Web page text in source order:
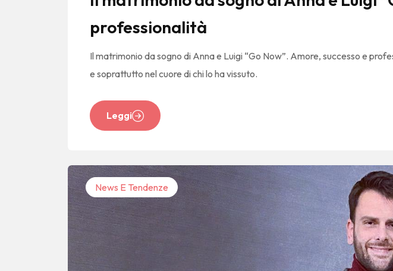
professionalità
Il matrimonio da sogno di Anna e Luigi “Go Now”. Amore, successo e
e soprattutto nel cuore di chi lo ha vissuto.
Leggi
News E Tendenze